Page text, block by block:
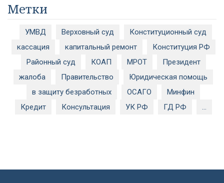
Метки
УМВД Верховный суд
Конституционный суд
кассация
капитальный ремонт
Конституция РФ
Районный суд
КОАП МРОТ
Президент
жалоба
Правительство
Юридическая помощь
в защиту безработных
ОСАГО
Минфин
Кредит
Консультация УК РФ ГД РФ ...